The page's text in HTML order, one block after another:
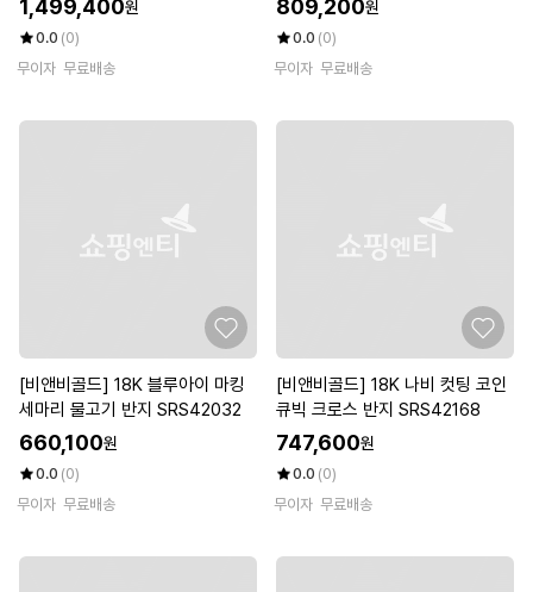
1,499,400원
0.0 (0)
무이자 무료배송
809,200원
0.0 (0)
무이자 무료배송
[비앤비골드] 18K 블루아이 마킹
세마리 물고기 반지 SRS42032
660,100원
0.0 (0)
무이자 무료배송
[비앤비골드] 18K 나비 컷팅 코인
큐빅 크로스 반지 SRS42168
747,600원
0.0 (0)
무이자 무료배송